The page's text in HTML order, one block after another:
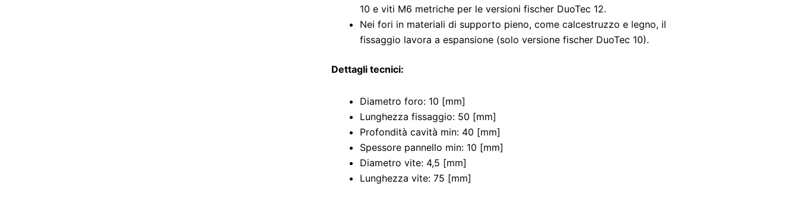
10 e viti M6 metriche per le versioni fischer DuoTec 12.
Nei fori in materiali di supporto pieno, come calcestruzzo e legno, il
fissaggio lavora a espansione (solo versione fischer DuoTec 10).
Dettagli tecnici:
Diametro foro: 10 [mm]
Lunghezza fissaggio: 50 [mm]
Profondità cavità min: 40 [mm]
Spessore pannello min: 10 [mm]
Diametro vite: 4,5 [mm]
Lunghezza vite: 75 [mm]